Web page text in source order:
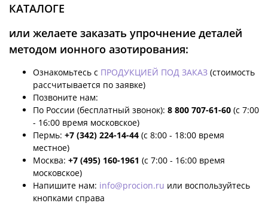
КАТАЛОГЕ
или желаете заказать упрочнение деталей
методом ионного азотирования:
Ознакомьтесь с ПРОДУКЦИЕЙ ПОД ЗАКАЗ (стоимость
рассчитывается по заявке)
Позвоните нам:
По России (бесплатный звонок): 8 800 707-61-60 (с 7:00
- 16:00 время московское)
Пермь: +7 (342) 224-14-44 (с 8:00 - 18:00 время
местное)
Москва: +7 (495) 160-1961 (с 7:00 - 16:00 время
московское)
Напишите нам: info@procion.ru или воспользуйтесь
кнопками справа